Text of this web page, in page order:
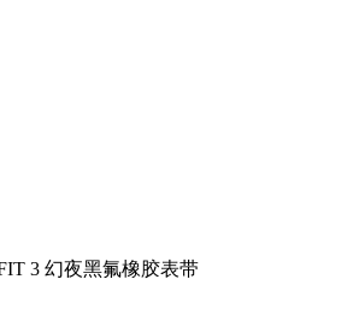
3 幻夜黑氟橡胶表带